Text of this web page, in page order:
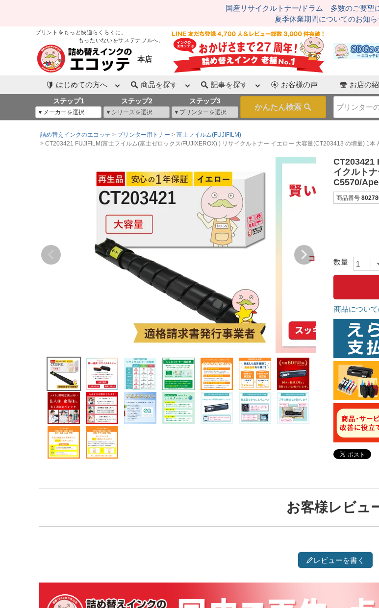
国産リサイクルトナー/ドラム 多数のご要望
夏季休業期間についてのお知ら
プリントをもっと快適らくらくに。
もったいないをサステナブルへ。
本店
はじめての方へ 商品を探す 記事を探す お客様の声 お店の
ステップ1 ステップ2 ステップ3
詰め替えインクのエコッテ プリンター用トナー
富士フイルム(FUJIFILM)
CT203421 FUJIFILM(富士フイルム(富士ゼロックス/FUJIXEROX) ) リサイクルトナー イエロー 大容量(CT203413 の増量) 1
CT203421
イクルト
C5570/
商品番号
商品につい
お客様レビュ
レビューを書く